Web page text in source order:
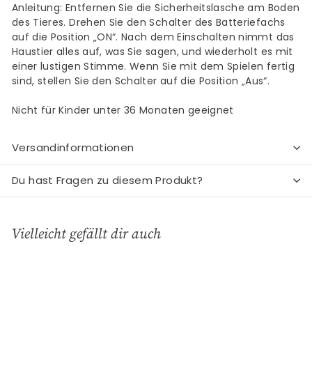
Anleitung: Entfernen Sie die Sicherheitslasche am Boden
des Tieres. Drehen Sie den Schalter des Batteriefachs
auf die Position „ON“. Nach dem Einschalten nimmt das
Haustier alles auf, was Sie sagen, und wiederholt es mit
einer lustigen Stimme. Wenn Sie mit dem Spielen fertig
sind, stellen Sie den Schalter auf die Position „Aus“.
Nicht für Kinder unter 36 Monaten geeignet
Versandinformationen
Du hast Fragen zu diesem Produkt?
Vielleicht gefällt dir auch